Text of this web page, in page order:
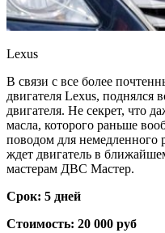
Lexus
В связи с все более
двигателя Lexus, поднялся
двигателя. Не секрет, что
масла, которого раньше
поводом для немедленного
ждет двигатель в
мастерам ДВС Мастер.
Срок: 5 дней
Стоимость: 20 000 руб